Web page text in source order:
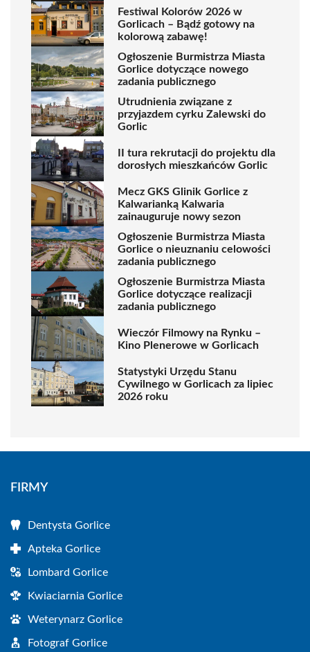
Festiwal Kolorów 2026 w
Gorlicach – Bądź gotowy na
kolorową zabawę!
Ogłoszenie Burmistrza Miasta
Gorlice dotyczące nowego
zadania publicznego
Utrudnienia związane z
przyjazdem cyrku Zalewski do
Gorlic
II tura rekrutacji do projektu dla
dorosłych mieszkańców Gorlic
Mecz GKS Glinik Gorlice z
Kalwarianką Kalwaria
zainauguruje nowy sezon
Ogłoszenie Burmistrza Miasta
Gorlice o nieuznaniu celowości
zadania publicznego
Ogłoszenie Burmistrza Miasta
Gorlice dotyczące realizacji
zadania publicznego
Wieczór Filmowy na Rynku –
Kino Plenerowe w Gorlicach
Statystyki Urzędu Stanu
Cywilnego w Gorlicach za lipiec
2026 roku
FIRMY
Dentysta Gorlice
Apteka Gorlice
Lombard Gorlice
Kwiaciarnia Gorlice
Weterynarz Gorlice
Fotograf Gorlice